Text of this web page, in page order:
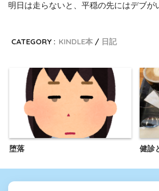
明日は走らないと、平穏の先にはデブ
CATEGORY : KINDLE本 日記
堕落 健診